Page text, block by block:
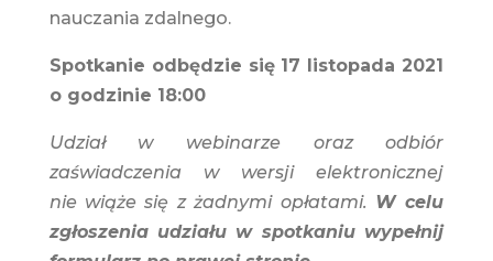
nauczania zdalnego.
Spotkanie odbędzie się 17 listopada 2021
o godzinie 18:00
Udział w webinarze oraz odbiór
zaświadczenia w wersji elektronicznej
nie wiąże się z żadnymi opłatami. W celu
zgłoszenia udziału w spotkaniu wypełnij